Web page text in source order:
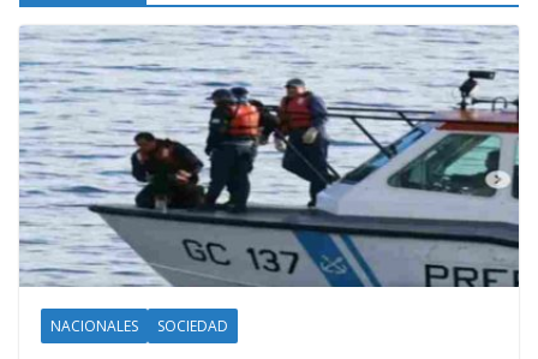
NACIONALES SOCIEDAD